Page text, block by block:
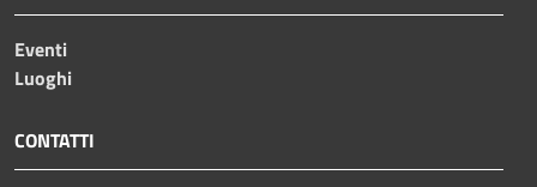
Eventi
Luoghi
CONTATTI